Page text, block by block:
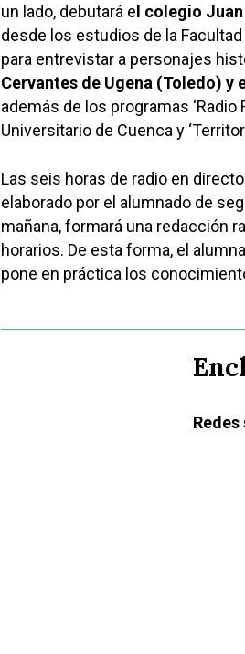
un lado, debutará el colegio
desde los estudios de la
para entrevistar a personajes
Cervantes de Ugena (Toledo) y
además de los programas
Universitario de Cuenca y
Las seis horas de radio en
elaborado por el alumnado de
mañana, formará una redacción
horarios. De esta forma, el
pone en práctica los